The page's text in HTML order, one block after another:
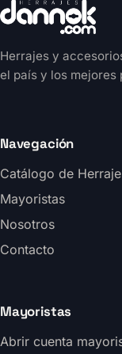
Herrajes y
el país y los mejores
Navegación
Catálogo de
Mayoristas
Nosotros
Contacto
Mayoristas
Abrir cuenta